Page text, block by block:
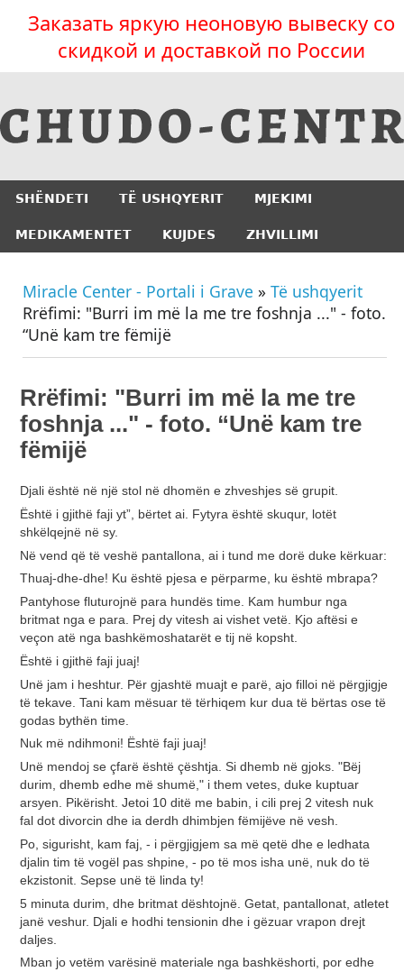
Заказать яркую неоновую вывеску со
скидкой и доставкой по России
SHËNDETI TË USHQYERIT MJEKIMI
MEDIKAMENTET KUJDES ZHVILLIMI
Miracle Center - Portali i Grave » Të ushqyerit
Rrëfimi: "Burri im më la me tre foshnja ..." - foto.
“Unë kam tre fëmijë
Rrëfimi: "Burri im më la me tre
foshnja ..." - foto. “Unë kam tre
fëmijë
Djali është në një stol në dhomën e zhveshjes së grupit.
Është i gjithë faji yt”, bërtet ai. Fytyra është skuqur, lotët
shkëlqejnë në sy.
Në vend që të veshë pantallona, ​​ai i tund me dorë duke kërkuar:
Thuaj-dhe-dhe! Ku është pjesa e përparme, ku është mbrapa?
Pantyhose fluturojnë para hundës time. Kam humbur nga
britmat nga e para. Prej dy vitesh ai vishet vetë. Kjo aftësi e
veçon atë nga bashkëmoshatarët e tij në kopsht.
Është i gjithë faji juaj!
Unë jam i heshtur. Për gjashtë muajt e parë, ajo filloi në përgjigje
të tekave. Tani kam mësuar të tërhiqem kur dua të bërtas ose të
godas bythën time.
Nuk më ndihmoni! Është faji juaj!
Unë mendoj se çfarë është çështja. Si dhemb në gjoks. "Bëj
durim, dhemb edhe më shumë," i them vetes, duke kuptuar
arsyen. Pikërisht. Jetoi 10 ditë me babin, i cili prej 2 vitesh nuk
fal dot divorcin dhe ia derdh dhimbjen fëmijëve në vesh.
Po, sigurisht, kam faj, - i përgjigjem sa më qetë dhe e ledhata
djalin tim të vogël pas shpine, - po të mos isha unë, nuk do të
ekzistonit. Sepse unë të linda ty!
5 minuta durim, dhe britmat dështojnë. Getat, pantallonat, atletet
janë veshur. Djali e hodhi tensionin dhe i gëzuar vrapon drejt
daljes.
Mban jo vetëm varësinë materiale nga bashkëshorti, por edhe